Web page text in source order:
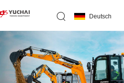
Deutsch